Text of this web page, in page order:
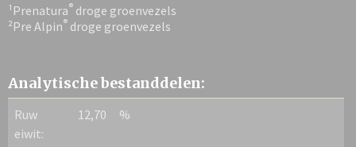
¹Prenatura® droge groenvezels
²Pre Alpin® droge groenvezels
Analytische bestanddelen:
Ruw
eiwit:
12,70 %